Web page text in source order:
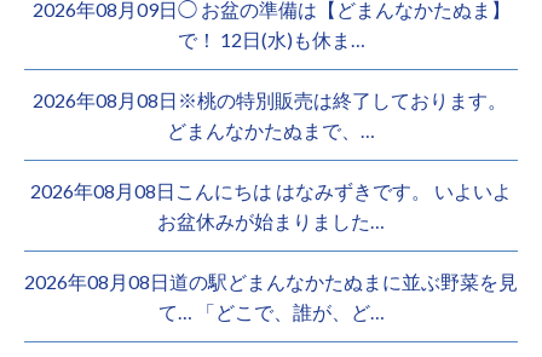
2026年08月09日◯ お盆の準備は【どまんなかたぬま】
で！ 12日(水)も休ま…
2026年08月08日※桃の特別販売は終了しております。 ️
どまんなかたぬまで、…
2026年08月08日こんにちは はなみずきです。 いよいよ
お盆休みが始まりました…
2026年08月08日道の駅どまんなかたぬまに並ぶ野菜を見
て… 「どこで、誰が、ど…